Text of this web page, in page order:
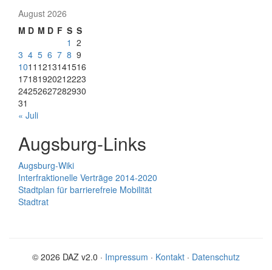
August 2026
M D M D F S S
1 2
3 4 5 6 7 8 9
1011 1213141516
17181920212223
24252627282930
31
« Juli
Augsburg-Links
Augsburg-Wiki
Interfraktionelle Verträge 2014-2020
Stadtplan für barrierefreie Mobilität
Stadtrat
© 2026 DAZ v2.0 · Impressum · Kontakt · Datenschutz